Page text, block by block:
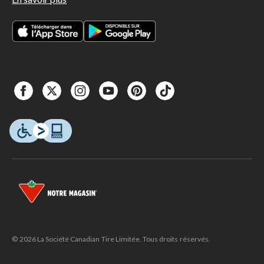
© 2026 La Société Canadian Tire Limitée. Tous droits réservés.